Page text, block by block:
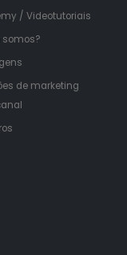
/ Videotutoriais
somos?
de marketing